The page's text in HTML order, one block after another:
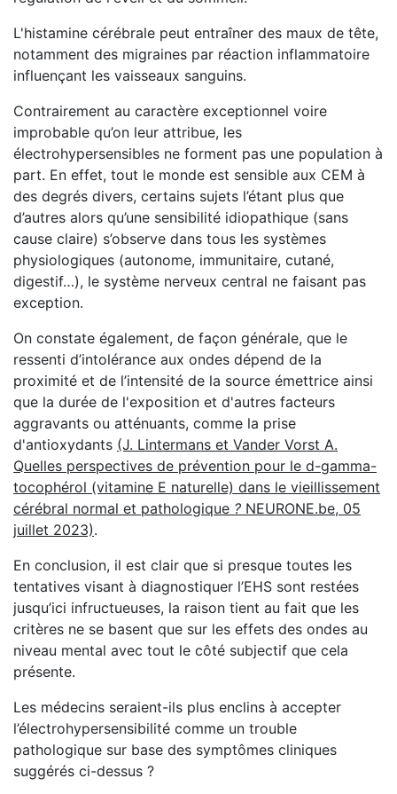
L'histamine cérébrale peut entraîner des maux de tête,
notamment des migraines par réaction inflammatoire
influençant les vaisseaux sanguins.
Contrairement au caractère exceptionnel voire
improbable qu’on leur attribue, les
électrohypersensibles ne forment pas une population à
part. En effet, tout le monde est sensible aux CEM à
des degrés divers, certains sujets l’étant plus que
d’autres alors qu’une sensibilité idiopathique (sans
cause claire) s’observe dans tous les systèmes
physiologiques (autonome, immunitaire, cutané,
digestif…), le système nerveux central ne faisant pas
exception.
On constate également, de façon générale, que le
ressenti d’intolérance aux ondes dépend de la
proximité et de l’intensité de la source émettrice ainsi
que la durée de l'exposition et d'autres facteurs
aggravants ou atténuants, comme la prise
d'antioxydants (J. Lintermans et Vander Vorst A.
Quelles perspectives de prévention pour le d-gamma-
tocophérol (vitamine E naturelle) dans le vieillissement
cérébral normal et pathologique ? NEURONE.be, 05
juillet 2023).
En conclusion, il est clair que si presque toutes les
tentatives visant à diagnostiquer l’EHS sont restées
jusqu’ici infructueuses, la raison tient au fait que les
critères ne se basent que sur les effets des ondes au
niveau mental avec tout le côté subjectif que cela
présente.
Les médecins seraient-ils plus enclins à accepter
l’électrohypersensibilité comme un trouble
pathologique sur base des symptômes cliniques
suggérés ci-dessus ?